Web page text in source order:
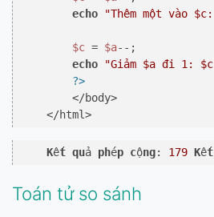
echo
"Thêm một vào $c:
$c = $a--;
echo
"Giảm $a đi 1: $c
?>
        </body>
    </html>
Kết quả phép cộng: 179 Kết
Toán tử so sánh